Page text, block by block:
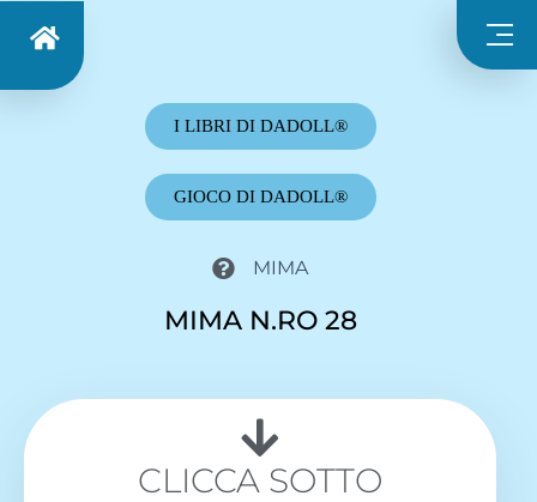
I LIBRI DI DADOLL®
GIOCO DI DADOLL®
MIMA
MIMA N.RO 28
CLICCA SOTTO